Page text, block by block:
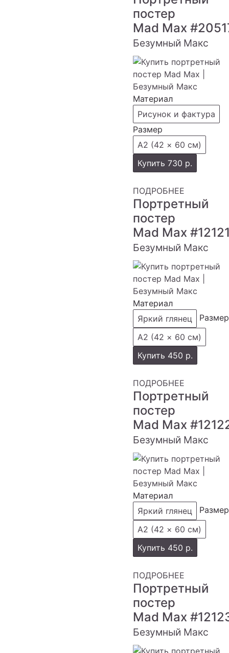
постер
Mad Max
Безумный Макс
Материал
Рисунок и фактура
Размер
А2 (42 × 60 см)
Купить 730 р.
ПОДРОБНЕЕ
Портретный
постер
Mad Max
Безумный Макс
Материал
Яркий глянец
Размер
А2 (42 × 60 см)
Купить 450 р.
ПОДРОБНЕЕ
Портретный
постер
Mad Max
Безумный Макс
Материал
Яркий глянец
Размер
А2 (42 × 60 см)
Купить 450 р.
ПОДРОБНЕЕ
Портретный
постер
Mad Max
Безумный Макс